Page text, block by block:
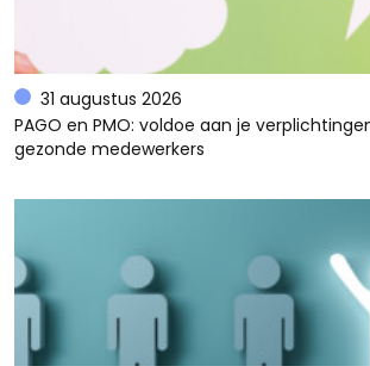
31 augustus 2026
PAGO en PMO: voldoe aan je
gezonde medewerkers